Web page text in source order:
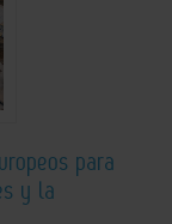
para
y la